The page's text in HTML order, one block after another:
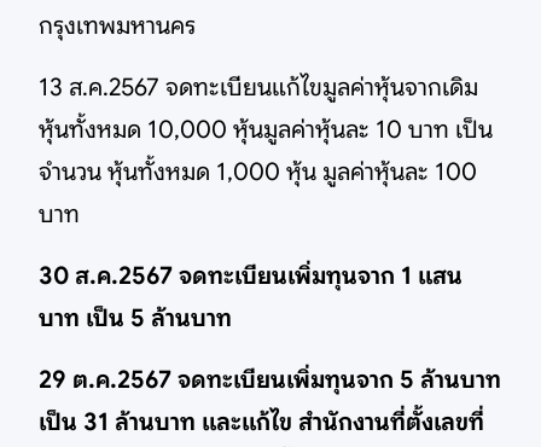
กรุงเทพมหานคร
13 ส.ค.2567 จดทะเบียนแก้ไขมูลค่าหุ้นจากเดิม
หุ้นทั้งหมด 10,000 หุ้นมูลค่าหุ้นละ 10 บาท เป็น
จำนวน หุ้นทั้งหมด 1,000 หุ้น มูลค่าหุ้นละ 100
บาท
30 ส.ค.2567 จดทะเบียนเพิ่มทุนจาก 1 แสน
บาท เป็น 5 ล้านบาท
29 ต.ค.2567 จดทะเบียนเพิ่มทุนจาก 5 ล้านบาท
เป็น 31 ล้านบาท และแก้ไข สำนักงานที่ตั้งเลขที่